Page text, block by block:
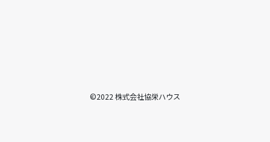
©2022 株式会社協栄ハウス